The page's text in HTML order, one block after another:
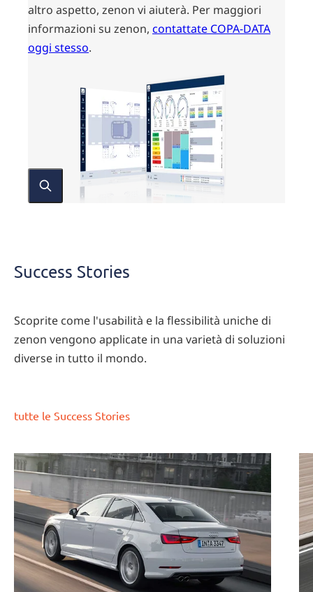
altro aspetto, zenon vi aiuterà. Per maggiori
informazioni su zenon, contattate COPA-DATA
oggi stesso.
Riferimenti
Success Stories
Scoprite come l'usabilità e la flessibilità uniche di
zenon vengono applicate in una varietà di soluzioni
diverse in tutto il mondo.
tutte le Success Stories